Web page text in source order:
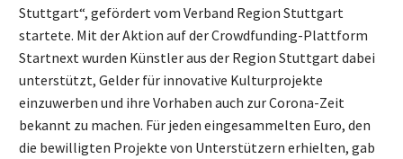
Stuttgart“, gefördert vom Verband Region Stuttgart
startete. Mit der Aktion auf der Crowdfunding-Plattform
Startnext wurden Künstler aus der Region Stuttgart dabei
unterstützt, Gelder für innovative Kulturprojekte
einzuwerben und ihre Vorhaben auch zur Corona-Zeit
bekannt zu machen. Für jeden eingesammelten Euro, den
die bewilligten Projekte von Unterstützern erhielten, gab